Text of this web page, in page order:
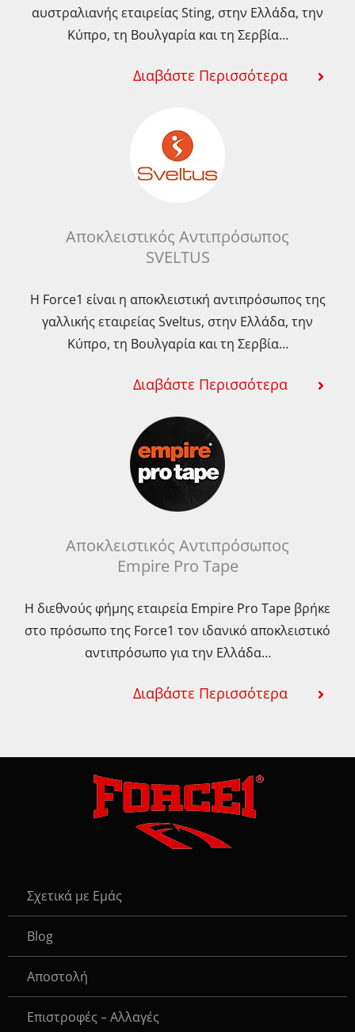
αυστραλιανής εταιρείας Sting, στην Ελλάδα, την
Κύπρο, τη Βουλγαρία και τη Σερβία…
Διαβάστε Περισσότερα
Αποκλειστικός Αντιπρόσωπος
SVELTUS
Η Force1 είναι η αποκλειστική αντιπρόσωπος της
γαλλικής εταιρείας Sveltus, στην Ελλάδα, την
Κύπρο, τη Βουλγαρία και τη Σερβία…
Διαβάστε Περισσότερα
Αποκλειστικός Αντιπρόσωπος
Empire Pro Tape
Η διεθνούς φήμης εταιρεία Empire Pro Tape βρήκε
στο πρόσωπο της Force1 τον ιδανικό αποκλειστικό
αντιπρόσωπο για την Ελλάδα…
Διαβάστε Περισσότερα
Σχετικά με Εμάς
Blog
Αποστολή
Επιστροφές – Αλλαγές